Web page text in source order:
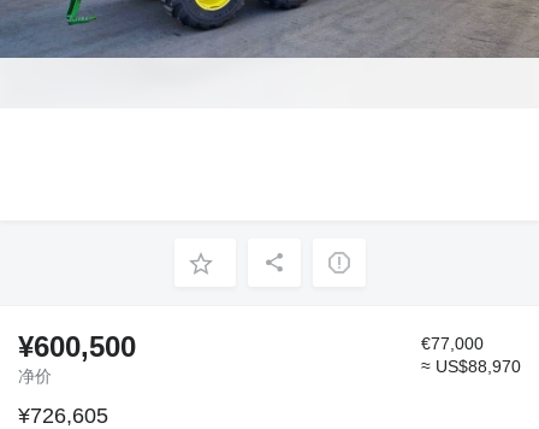
¥600,500
净价
€77,000
≈ US$88,970
¥726,605